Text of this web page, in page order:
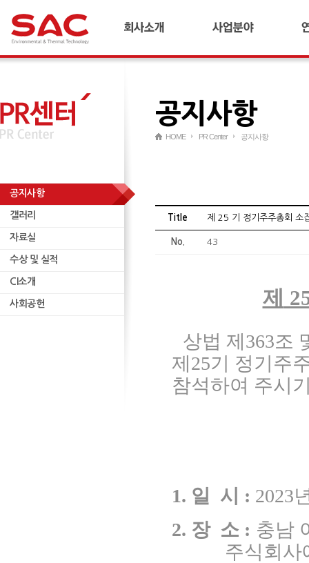
회사소개
경영이념 및 비전
국내외 네트워크
합금철플랜트
AI 다이캐스팅 플랜트
리사이클링 플랜트
기
공지사항
갤러리
갤러리
자료실
자료실
수상 및 실적
수상 및 실적
CI소개
CI소개
사회공헌
사회공헌
공지사항
HOME PR Center 공지사항
Title 제 25 기 정기주주총회 소
No. 43
제
상법 제 363조
제 25기 정기주
참석하여 주시
1. 일 시 : 2023
2. 장 소 : 충남
주식회사